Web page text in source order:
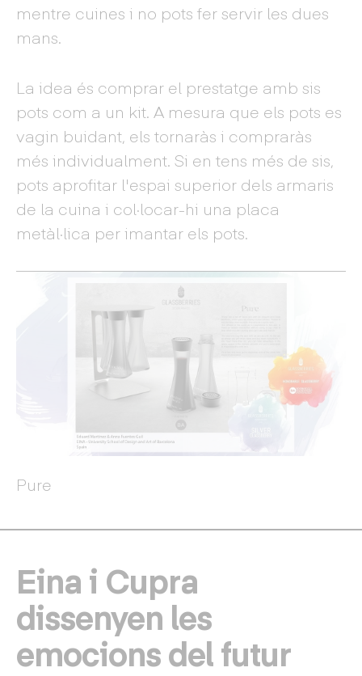
mentre cuines i no pots fer servir les dues
mans.
La idea és comprar el prestatge amb sis
pots com a un kit. A mesura que els pots es
vagin buidant, els tornaràs i compraràs
més individualment. Si en tens més de sis,
pots aprofitar l'espai superior dels armaris
de la cuina i col·locar-hi una placa
metàl·lica per imantar els pots.
Pure
Eina i Cupra
dissenyen les
emocions del futur